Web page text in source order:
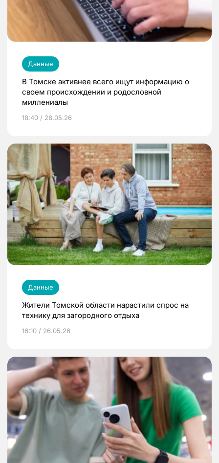
Данные
В Томске активнее всего ищут информацию о
своем происхождении и родословной
миллениалы
18:40 / 28.05.26
Данные
Жители Томской области нарастили спрос на
технику для загородного отдыха
16:10 / 26.05.26